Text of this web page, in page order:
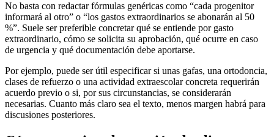
No basta con redactar fórmulas genéricas como “cada progenitor
informará al otro” o “los gastos extraordinarios se abonarán al 50
%”. Suele ser preferible concretar qué se entiende por gasto
extraordinario, cómo se solicita su aprobación, qué ocurre en caso
de urgencia y qué documentación debe aportarse.
Por ejemplo, puede ser útil especificar si unas gafas, una ortodoncia,
clases de refuerzo o una actividad extraescolar concreta requerirán
acuerdo previo o si, por sus circunstancias, se considerarán
necesarias. Cuanto más claro sea el texto, menos margen habrá para
discusiones posteriores.